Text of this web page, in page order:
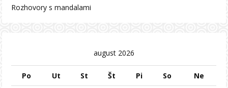
Rozhovory s mandalami
august 2026
Po Ut St Št Pi So Ne